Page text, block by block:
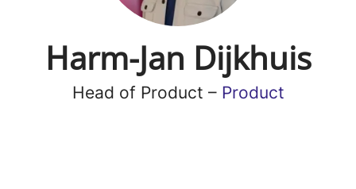
Harm-Jan Dijkhuis
Head of Product – Product